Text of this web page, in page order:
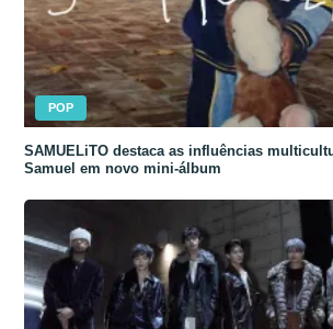
POP
SAMUELiTO destaca as influências
Samuel em novo mini-álbum